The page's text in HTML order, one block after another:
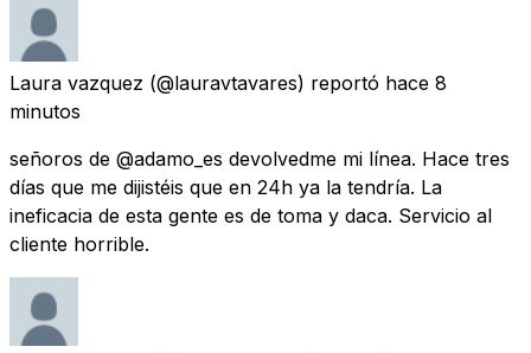
Laura vazquez (@lauravtavares) reportó hace 8
minutos
señoros de @adamo_es devolvedme mi línea. Hace tres
días que me dijistéis que en 24h ya la tendría. La
ineficacia de esta gente es de toma y daca. Servicio al
cliente horrible.